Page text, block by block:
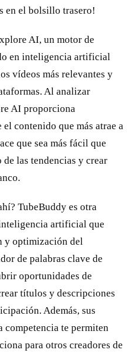
en el bolsillo trasero!
AI, un motor de
en inteligencia artificial
vídeos más relevantes y
Al analizar
AI proporciona
contenido que más atrae a
que sea más fácil que
de las tendencias y crear
TubeBuddy es otra
artificial que
y optimización del
de palabras clave de
oportunidades de
títulos y descripciones
Además, sus
competencia te permiten
para otros creadores de